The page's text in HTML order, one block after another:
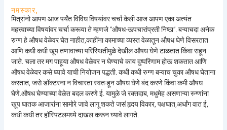
नमस्कार,
मित्रांनो आपण आज पर्यंत विविध विषयांवर चर्चा केली आज आपण एका अत्यंत
महत्त्वाच्या विषयांवर चर्चा करूया ते म्हणजे “औषध-ऊपचारांप्रती निष्ठा”. बऱ्याचदा अनेक
रुग्ण हे औषध वेळेवर घेत नाहीत,काहींना कामाच्या व्यस्त वेळातून औषध घेणे विसरतात
आणि कधी कधी खूप तणावाच्या परिस्थितीमुळे देखील औषध घेणे टाळतात किंवा राहून
जाते. चला तर मग पाहूया औषध वेळेवर न घेण्याचे काय दुष्परिणाम होऊ शकतात आणि
औषध वेळेवर कसे घ्यावे याची नियोजन पद्धती. कधी कधी रुग्ण बऱ्याच चुका औषध घेताना
करतात, जसे डॉक्टरना न विचारता स्वतःहून औषध घेणे बंद करणे किंवा कमी औषध
घेणे.औषध घेण्याच्या वेळेत बदल करणे ई. यामुळे जे रक्तदाब, मधुमेह असणाऱ्या रुग्णांना
खूप घातक आजारांना सामोरे जावे लागू शकते जसं हृदय विकार, पक्षघात,अर्धांग वात ई,
कधी कधी तर हॉस्पिटलमध्ये दाखल करून घ्यावे लागते.